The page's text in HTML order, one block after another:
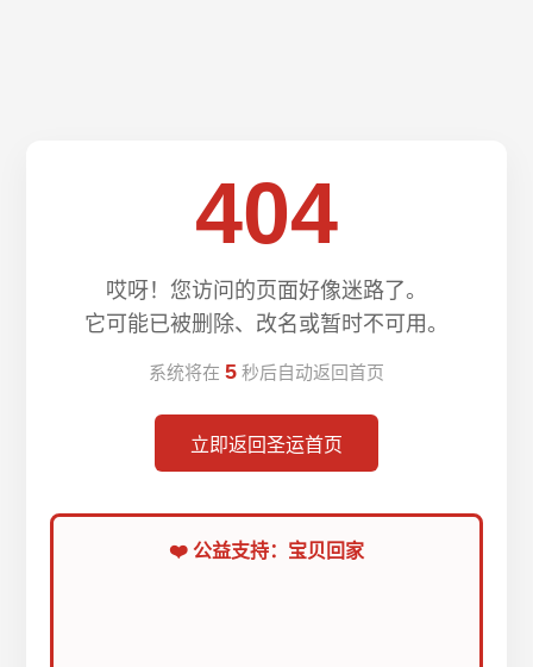
404
哎呀！您访问的页面好像迷路了。
它可能已被删除、改名或暂时不可用。
系统将在 5 秒后自动返回首页
立即返回圣运首页
❤️ 公益支持：宝贝回家